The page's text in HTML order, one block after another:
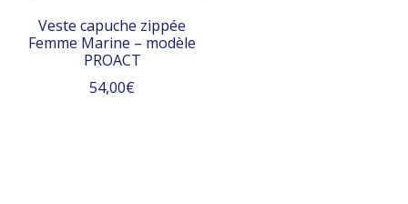
page
du
produit
Veste capuche zippée
Femme Marine – modèle
PROACT
54,00€